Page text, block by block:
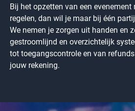
Bij het opzetten van een evenement
regelen, dan wil je maar bij één
We nemen je zorgen uit handen en
gestroomlijnd en overzichtelijk
tot toegangscontrole en van
jouw rekening.